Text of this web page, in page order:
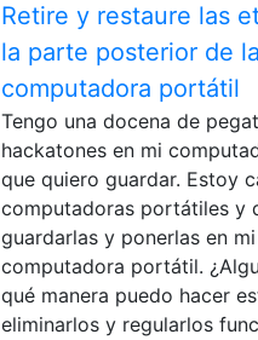
Retire y restaure las
la parte posterior de la
computadora portátil
Tengo una docena de
hackatones en mi
que quiero guardar. Estoy
computadoras portátiles y
guardarlas y ponerlas en
computadora portátil.
qué manera puedo hacer
eliminarlos y regularlos